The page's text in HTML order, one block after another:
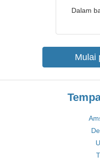
Dalam
Mulai